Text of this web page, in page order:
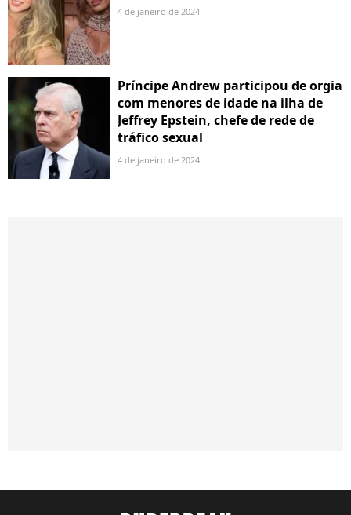
4 de janeiro de 2024
Príncipe Andrew participou de orgia
com menores de idade na ilha de
Jeffrey Epstein, chefe de rede de
tráfico sexual
4 de janeiro de 2024